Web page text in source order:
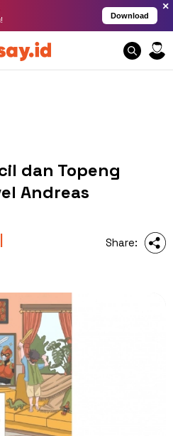
Download
×
dan Topeng
Andreas
Share: